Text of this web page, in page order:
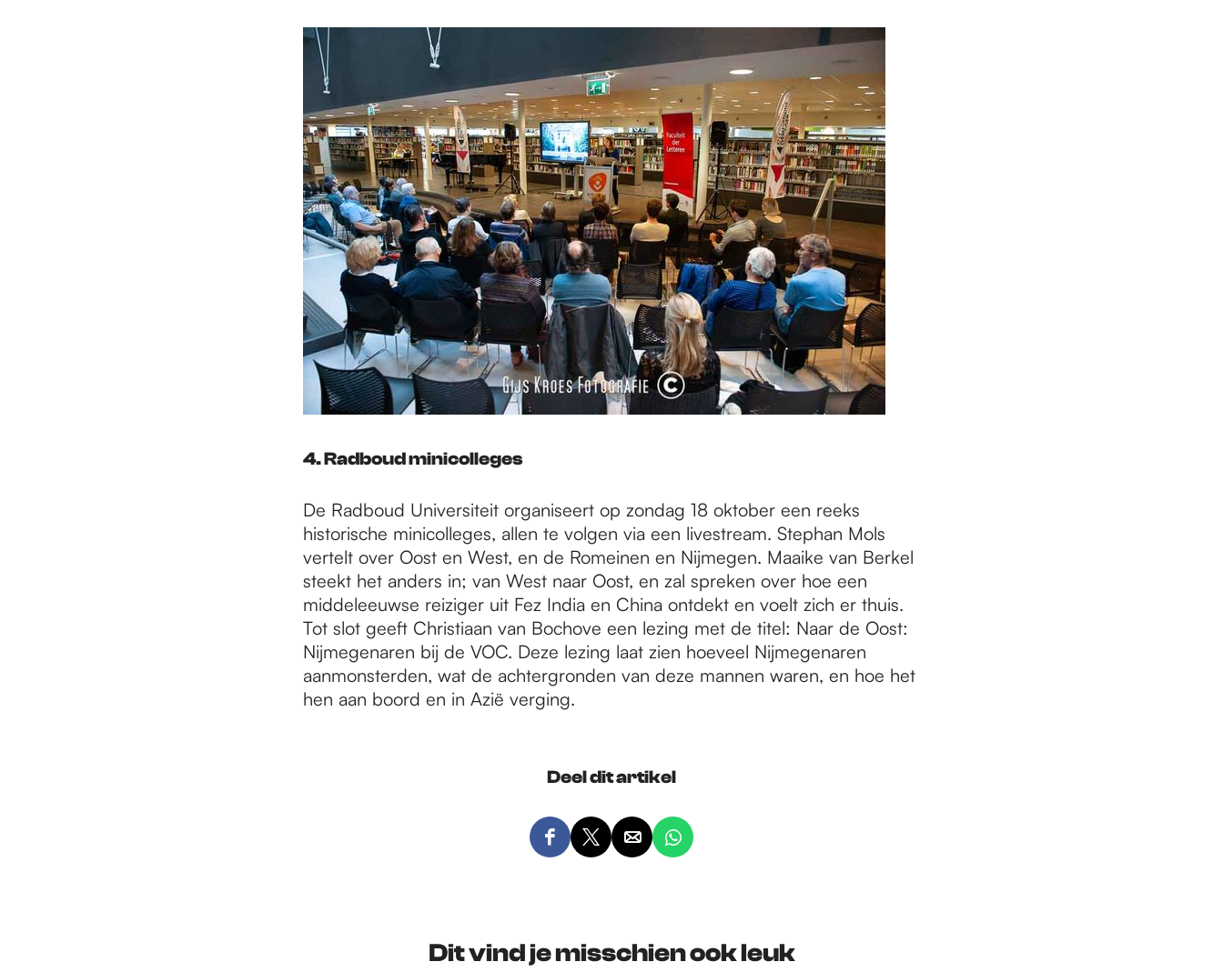
4. Radboud minicolleges
De Radboud Universiteit organiseert op zondag 18 oktober een reeks
historische minicolleges, allen te volgen via een livestream. Stephan Mols
vertelt over Oost en West, en de Romeinen en Nijmegen. Maaike van Berkel
steekt het anders in; van West naar Oost, en zal spreken over hoe een
middeleeuwse reiziger uit Fez India en China ontdekt en voelt zich er thuis.
Tot slot geeft Christiaan van Bochove een lezing met de titel: Naar de Oost:
Nijmegenaren bij de VOC. Deze lezing laat zien hoeveel Nijmegenaren
aanmonsterden, wat de achtergronden van deze mannen waren, en hoe het
hen aan boord en in Azië verging.
Dit vind je misschien ook leuk
Deel dit artikel
D
d
e
D
d
e
D
d
e
D
d
e